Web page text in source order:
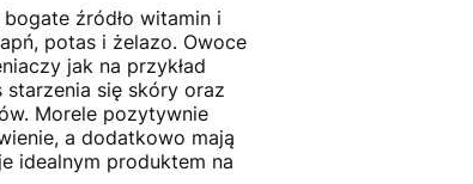
źródło witamin i
potas i żelazo. Owoce
jak na przykład
się skóry oraz
Morele pozytywnie
a dodatkowo mają
idealnym produktem na